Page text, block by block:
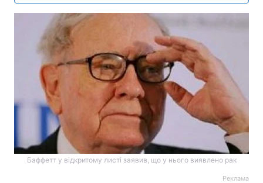
Баффетт у відкритому листі заявив, що у нього виявлено рак
Реклама